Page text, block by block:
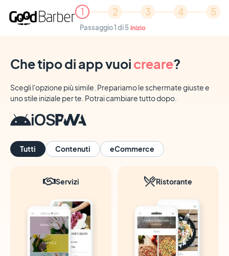
1 2 3 4 5
Passaggio 1 di 5·Inizio
Che tipo di app vuoicreare?
Scegli l'opzione più simile. Prepariamo le schermate giuste e
uno stile iniziale per te. Potrai cambiare tutto dopo.
Tutti Contenuti eCommerce
Servizi Ristorante